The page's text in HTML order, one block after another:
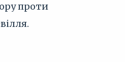
проти